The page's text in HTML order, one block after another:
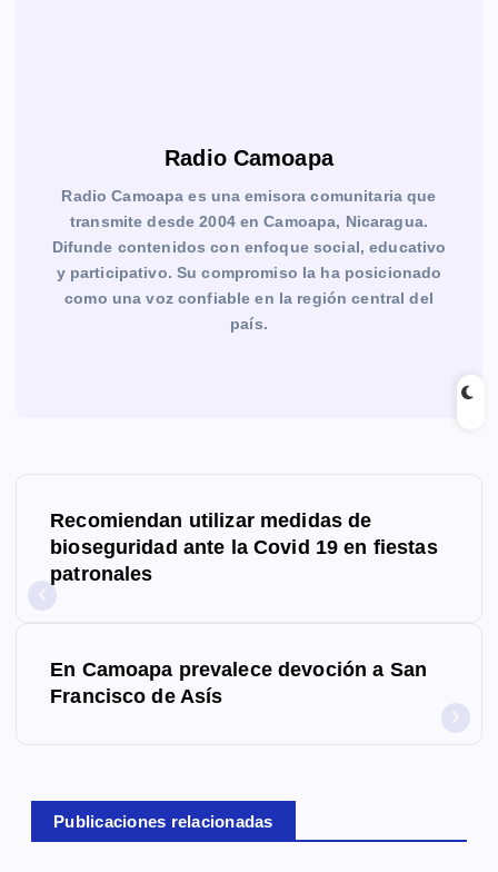
Radio Camoapa
Radio Camoapa es una emisora comunitaria que
transmite desde 2004 en Camoapa, Nicaragua.
Difunde contenidos con enfoque social, educativo
y participativo. Su compromiso la ha posicionado
como una voz confiable en la región central del
país.
ó
Recomiendan utilizar medidas de
bioseguridad ante la Covid 19 en fiestas
patronales
En Camoapa prevalece devoción a San
Francisco de Asís
Publicaciones relacionadas